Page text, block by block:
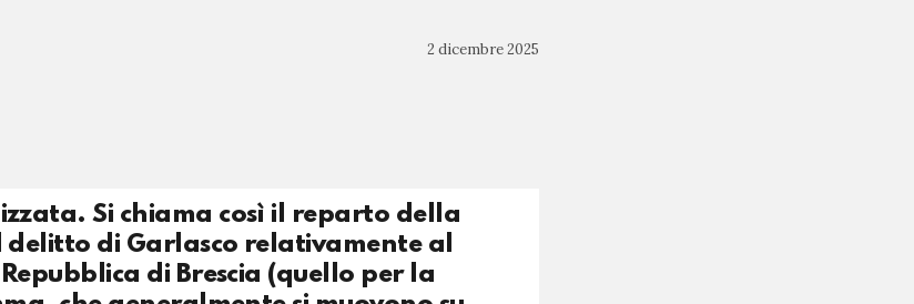
2 dicembre 2025
Si chiama così il reparto della
di Garlasco relativamente al
di Brescia (quello per la